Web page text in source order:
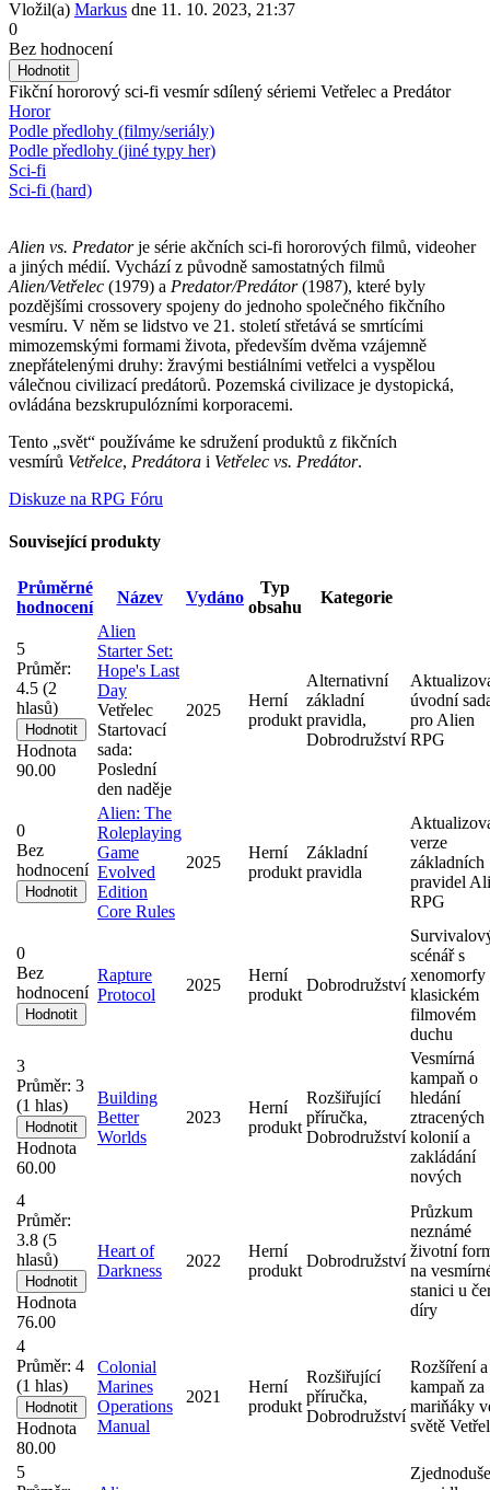
Vložil(a) Markus dne 11. 10. 2023, 21:37
0
Bez hodnocení
Fikční hororový sci-fi vesmír sdílený sériemi Vetřelec a Predátor
Horor
Podle předlohy (filmy/seriály)
Podle předlohy (jiné typy her)
Sci-fi
Sci-fi (hard)
Alien vs. Predatorje série akčních sci-fi hororových filmů, videoher
a jiných médií. Vychází z původně samostatných filmů
Alien/Vetřelec (1979) a Predator/Predátor(1987), které byly
pozdějšími crossovery spojeny do jednoho společného fikčního
vesmíru. V něm se lidstvo ve 21. století střetává se smrtícími
mimozemskými formami života, především dvěma vzájemně
znepřátelenými druhy: žravými bestiálními vetřelci a vyspělou
válečnou civilizací predátorů. Pozemská civilizace je dystopická,
ovládána bezskrupulózními korporacemi.
Tento „svět“ používáme ke sdružení produktů z fikčních
vesmírů Vetřelce, Predátora i Vetřelec vs. Predátor.
Diskuze na RPG Fóru
Související produkty
Průměrné
hodnocení
Název Vydáno
Typ
obsahu
Kategorie
5
Průměr:
4.5 (2
hlasů)
Hodnota
90.00
Alien
Starter Set:
Hope's Last
Day
Vetřelec
Startovací
sada:
Poslední
den naděje
2025
Herní
produkt
Alternativní
základní
pravidla,
Dobrodružství
úvodní
pro Alien
RPG
0
Bez
hodnocení
Alien: The
Roleplaying
Game
Evolved
Edition
Core Rules
2025
Herní
produkt
Základní
pravidla
verze
základních
pravidel
RPG
0
Bez
hodnocení
Rapture
Protocol
2025
Herní
produkt
Dobrodružství
scénář s
xenomorfy
klasickém
filmovém
duchu
3
Průměr: 3
(1 hlas)
Hodnota
60.00
Building
Better
Worlds
2023
Herní
produkt
Rozšiřující
příručka,
Dobrodružství
Vesmírná
kampaň o
hledání
ztracených
kolonií a
zakládání
nových
4
Průměr:
3.8 (5
hlasů)
Hodnota
76.00
Heart of
Darkness
2022
Herní
produkt
Dobrodružství
Průzkum
neznámé
životní
na
stanici u
díry
4
Průměr: 4
(1 hlas)
Hodnota
80.00
Colonial
Marines
Operations
Manual
2021
Herní
produkt
Rozšiřující
příručka,
Dobrodružství
Rozšíření a
kampaň za
mariňáky
světě
5